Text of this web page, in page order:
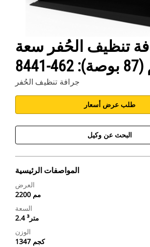
تنظيف الحُفر سعة
جرافة تنظيف الحُفر
طلب عرض أسعار
البحث عن وكيل
المواصفات الرئيسية
العرض
2200 مم
السعة
2.4 متر³
الوزن
1347 كجم